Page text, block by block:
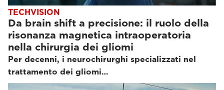
TECHVISION
Da brain shift a precisione: il ruolo della
risonanza magnetica intraoperatoria
nella chirurgia dei gliomi
Per decenni, i neurochirurghi specializzati nel
trattamento dei gliomi…